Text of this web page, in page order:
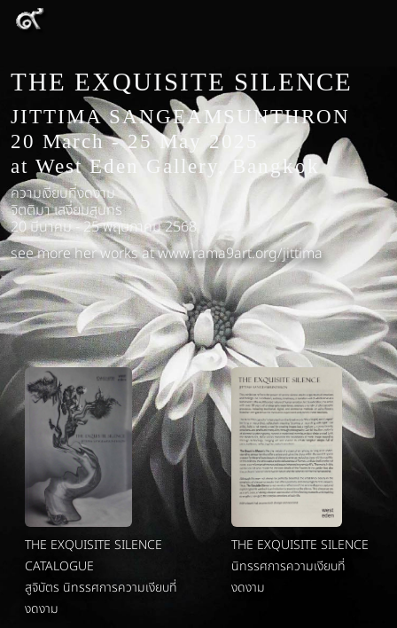
THE EXQUISITE SILENCE
JITTIMA SANGEAMSUNTHRON
20 March - 25 May 2025
at West Eden Gallery, Bangkok
ความเงียบที่งดงาม
จิตติมา เสงี่ยมสุนทร
20 มีนาคม - 25 พฤษภาคม 2568
see more her works atwww.rama9art.org/jittima
THE EXQUISITE SILENCE
CATALOGUE
สูจิบัตร นิทรรศการความเงียบที่
งดงาม
THE EXQUISITE SILENCE
นิทรรศการความเงียบที่
งดงาม